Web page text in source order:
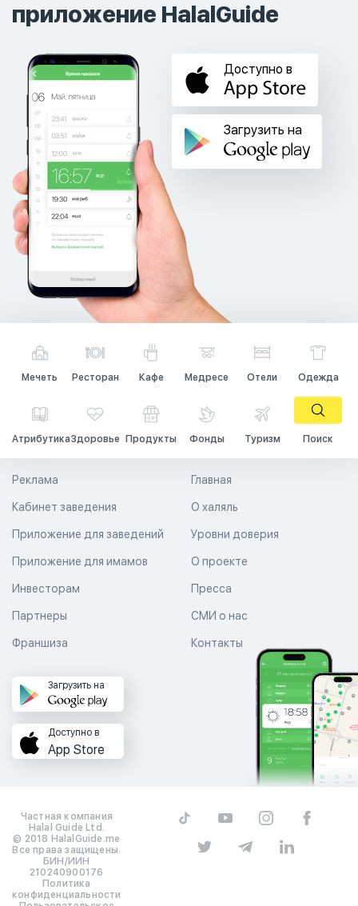
приложение HalalGuide
Доступно в
Загрузить на
Мечеть Ресторан Кафе Медресе Отели Одежда
АтрибутикаЗдоровье Продукты Фонды Туризм Поиск
Главная
О халяль
Уровни доверия
Реклама
Кабинет заведения
Приложение для заведений
Приложение для имамов О проекте
Пресса
СМИ о нас
Контакты
Инвесторам
Партнеры
Франшиза
Загрузить на
Доступно в
App Store
Частная компания
Halal Guide Ltd.
© 2018 HalalGuide.me
Все права защищены.
БИН/ИИН
210240900176
Политика
конфиденциальности